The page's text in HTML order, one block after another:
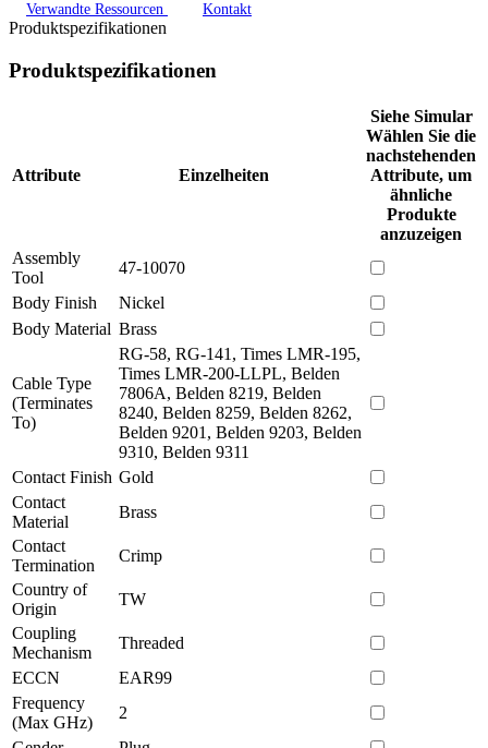
Verwandte Ressourcen
Kontakt
Produktspezifikationen
Produktspezifikationen
Attribute Einzelheiten
Siehe Simular
Wählen Sie die
nachstehenden
Attribute, um
ähnliche
Produkte
anzuzeigen
Assembly
Tool
47-10070
Body Finish
Nickel
Body Material Brass
Cable Type
(Terminates
To)
RG-58, RG-141, Times LMR-195,
Times LMR-200-LLPL, Belden
7806A, Belden 8219, Belden
8240, Belden 8259, Belden 8262,
Belden 9201, Belden 9203, Belden
9310, Belden 9311
Contact Finish Gold
Contact
Material
Brass
Contact
Termination
Crimp
Country of
Origin
TW
Coupling
Mechanism
Threaded
ECCN
EAR99
Frequency
(Max GHz)
2